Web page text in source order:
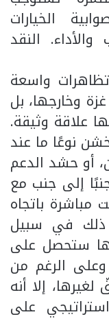
الخيارات
النقد
واسعة
وخارجها، بل
علاقة وثيقة.
نوعًا ما عند
أو حشد الدعم
إلى جنب مع
باتجاه
ذلك في سبيل
ستحصل على
الرغم من
إلا أنه
على